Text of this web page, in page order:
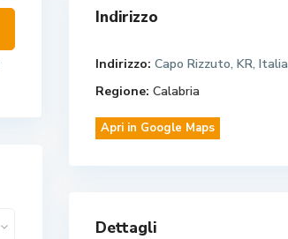
Indirizzo
Indirizzo: Capo Rizzuto, KR, Italia
Regione: Calabria
Apri in Google Maps
Dettagli